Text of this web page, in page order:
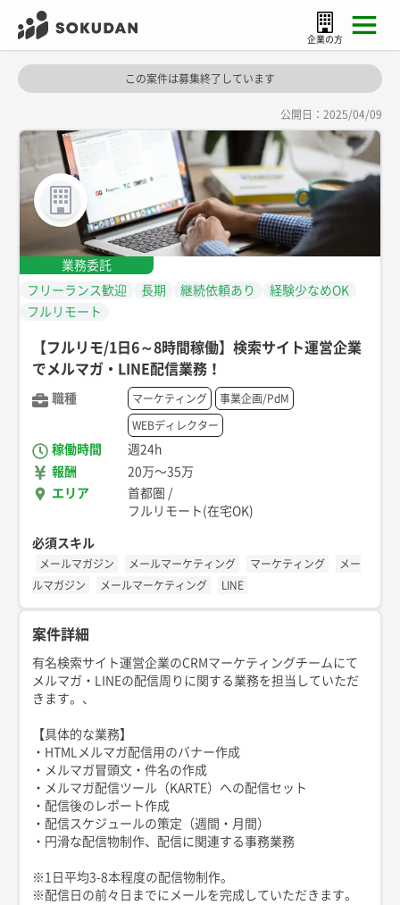
企業の方
この案件は募集終了しています
公開日： 2025/04/09
業務委託
フリーランス歓迎
長期 継続依頼あり
経験少なめOK
フルリモート
【フルリモ/1日6～8時間稼働】検索サイト運営企業
でメルマガ・LINE配信業務！
職種 マーケティング 事業企画/PdM
WEBディレクター
稼働時間
週24h
報酬
20万〜35万
エリア
首都圏 /
フルリモート(在宅OK)
必須スキル
メールマガジン メールマーケティング マーケティング
メー
ルマガジン
メールマーケティング LINE
案件詳細
有名検索サイト運営企業のCRMマーケティングチームにて
メルマガ・LINEの配信周りに関する業務を担当していただ
きます。、
【具体的な業務】
・HTMLメルマガ配信用のバナー作成
・メルマガ冒頭文・件名の作成
・メルマガ配信ツール（KARTE）への配信セット
・配信後のレポート作成
・配信スケジュールの策定（週間・月間）
・円滑な配信物制作、配信に関連する事務業務
※1日平均3-8本程度の配信物制作。
※配信日の前々日までにメールを完成していただきます。